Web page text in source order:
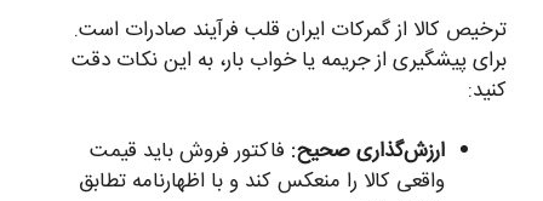
ترخیص کالا از گمرکات ایران قلب فرآیند صادرات است.
برای پیشگیری از جریمه یا خواب بار، به این نکات دقت
کنید:
ارزش‌گذاری صحیح: فاکتور فروش باید قیمت
واقعی کالا را منعکس کند و با اظهارنامه تطابق